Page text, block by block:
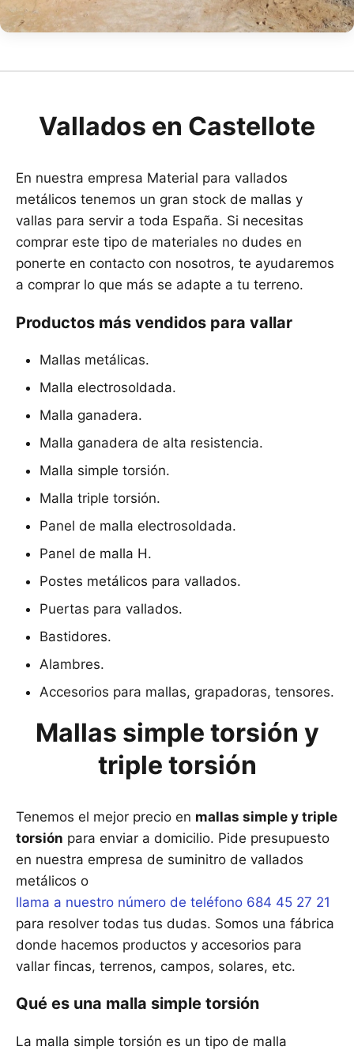
Vallados en Castellote
En nuestra empresa Material para vallados
metálicos tenemos un gran stock de mallas y
vallas para servir a toda España. Si necesitas
comprar este tipo de materiales no dudes en
ponerte en contacto con nosotros, te ayudaremos
a comprar lo que más se adapte a tu terreno.
Productos más vendidos para vallar
Mallas metálicas.
Malla electrosoldada.
Malla ganadera.
Malla ganadera de alta resistencia.
Malla simple torsión.
Malla triple torsión.
Panel de malla electrosoldada.
Panel de malla H.
Postes metálicos para vallados.
Puertas para vallados.
Bastidores.
Alambres.
Accesorios para mallas, grapadoras, tensores.
Mallas simple torsión y
triple torsión
Tenemos el mejor precio en mallas simple y triple
torsión para enviar a domicilio. Pide presupuesto
en nuestra empresa de suminitro de vallados
metálicos o
llama a nuestro número de teléfono 684 45 27 21
para resolver todas tus dudas. Somos una fábrica
donde hacemos productos y accesorios para
vallar fincas, terrenos, campos, solares, etc.
Qué es una malla simple torsión
La malla simple torsión es un tipo de malla